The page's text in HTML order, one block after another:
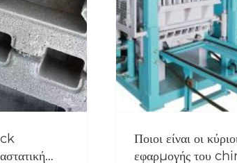
τομείς
JS
Γνωρίζετε τη
κατασκευής